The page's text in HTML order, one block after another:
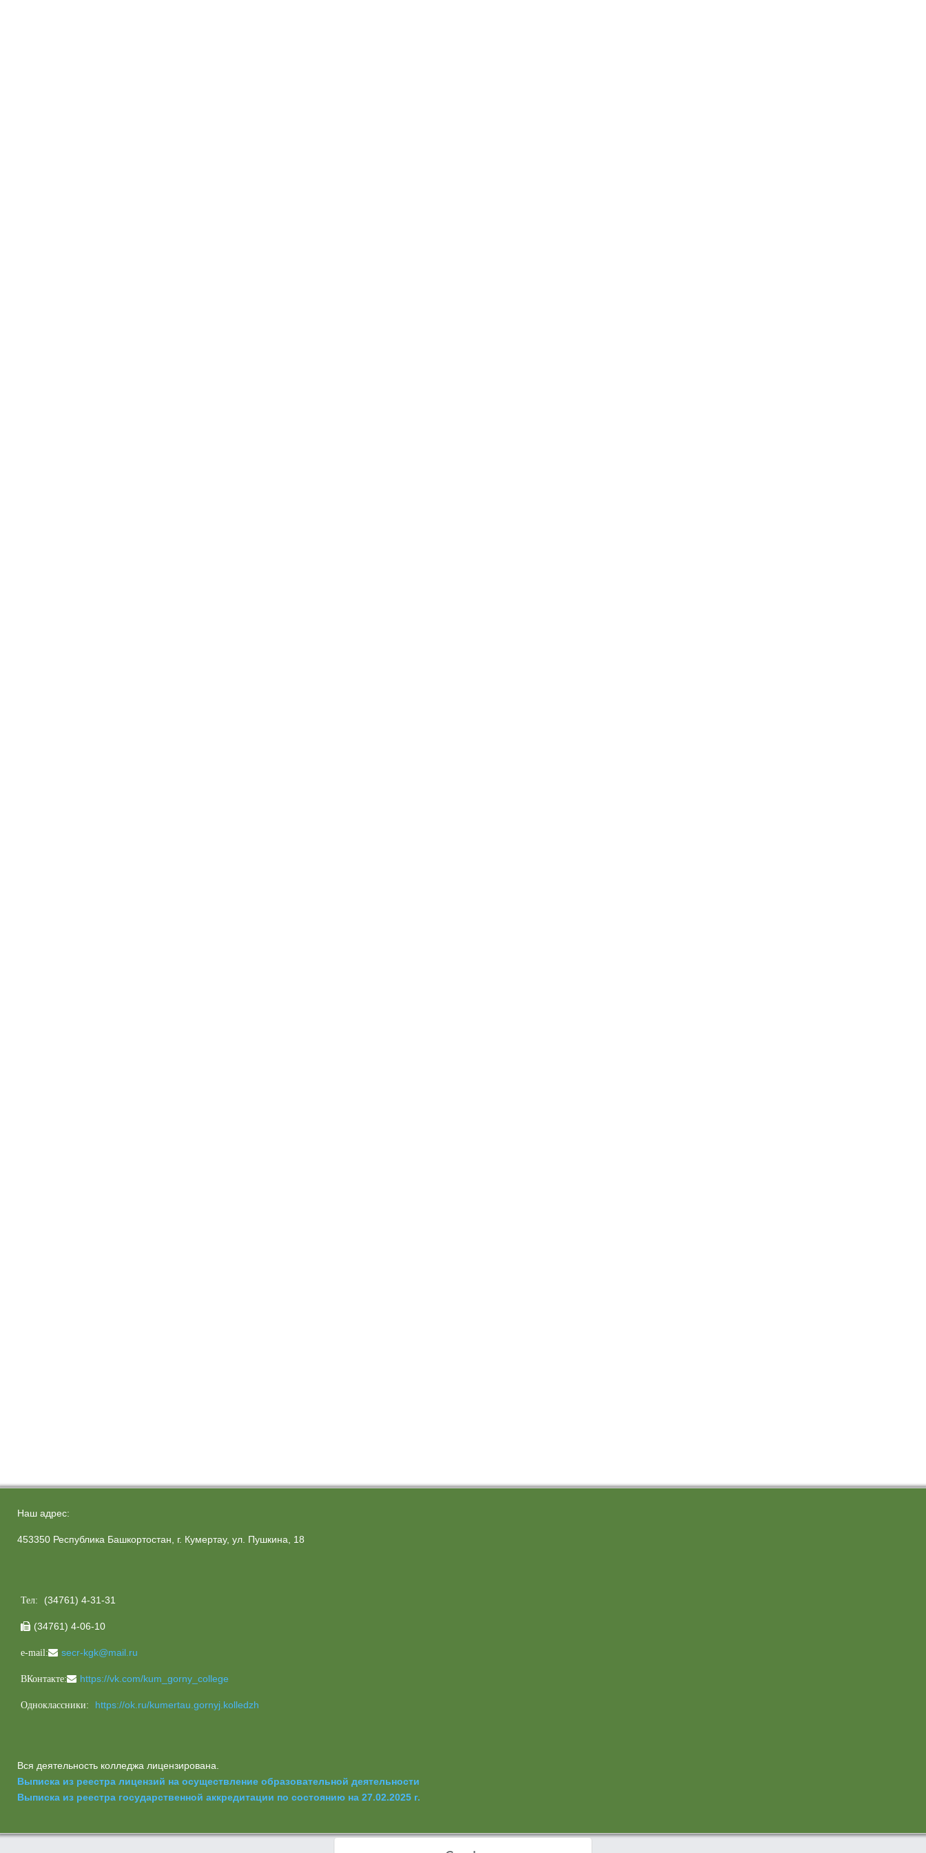
Наш адрес:
453350 Республика Башкортостан, г. Кумертау, ул. Пушкина, 18
Тел: (34761) 4-31-31
 (34761) 4-06-10
e-mail: secr-kgk@mail.ru
ВКонтакте: https://vk.com/kum_gorny_college
Одноклассники: https://ok.ru/kumertau.gornyj.kolledzh
Вся деятельность колледжа лицензирована.
Выписка из реестра лицензий на осуществление образовательной деятельности
Выписка из реестра государственной аккредитации по состоянию на 27.02.2025 г.